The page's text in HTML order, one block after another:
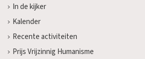
In de kijker
Kalender
Recente activiteiten
Prijs Vrijzinnig Humanisme